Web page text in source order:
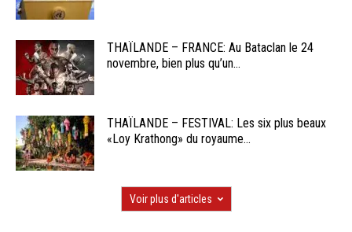
THAÏLANDE – FRANCE: Au Bataclan le 24
novembre, bien plus qu’un...
THAÏLANDE – FESTIVAL: Les six plus beaux
«Loy Krathong» du royaume...
Voir plus d'articles